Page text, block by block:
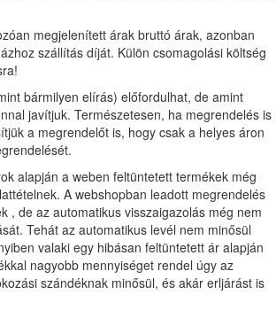
megjelenített árak bruttó árak, azonban
szállítás díját. Külön csomagolási költség
bármilyen elírás) előfordulhat, de amint
javítjuk. Természetesen, ha megrendelés is
a megrendelőt is, hogy csak a helyes áron
alapján a weben feltüntetett termékek még
A webshopban leadott megrendelés
, de az automatikus visszaigazolás még nem
Tehát az automatikus levél nem minősül
valaki egy hibásan feltüntetett ár alapján
nagyobb mennyiséget rendel úgy az
szándéknak minősül, és akár erljárást is